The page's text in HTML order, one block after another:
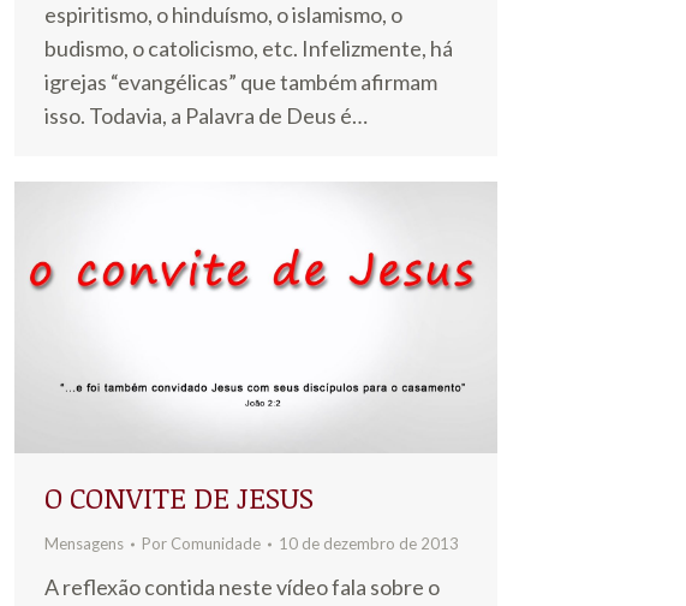
espiritismo, o hinduísmo, o islamismo, o
budismo, o catolicismo, etc. Infelizmente, há
igrejas “evangélicas” que também afirmam
isso. Todavia, a Palavra de Deus é…
O CONVITE DE JESUS
Mensagens Por Comunidade 10 de dezembro de 2013
A reflexão contida neste vídeo fala sobre o